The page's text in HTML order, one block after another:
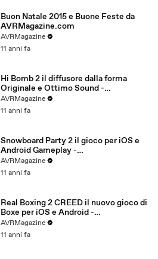
Buon Natale 2015 e Buone Feste da
AVRMagazine.com
AVRMagazine
11 anni fa
Hi Bomb 2 il diffusore dalla forma
Originale e Ottimo Sound -
AVRMagazine.com
AVRMagazine
11 anni fa
Snowboard Party 2 il gioco per iOS e
Android Gameplay -
AVRMagazine.com (720p)
AVRMagazine
11 anni fa
Real Boxing 2 CREED il nuovo gioco di
Boxe per iOS e Android -
AVRMagazine.com
AVRMagazine
11 anni fa